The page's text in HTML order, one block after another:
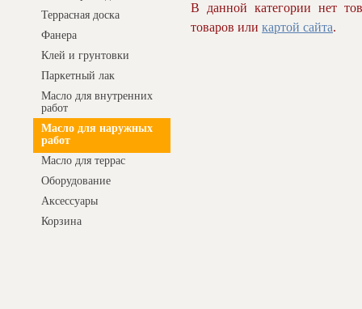
Террасная доска
Фанера
Клей и грунтовки
Паркетный лак
Масло для внутренних
работ
Масло для наружных
работ
Масло для террас
Оборудование
Аксессуары
Корзина
В данной категории нет
товаров или картой сайта.